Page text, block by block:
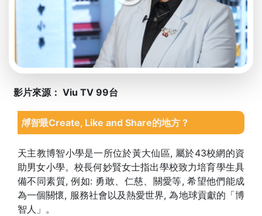
影片來源： Viu TV 99台
博智最Create, Like and Share的地方 ?
天主教博智小學是一所位於黃大仙區, 屬於43校網的資
助男女小學。校長何妙賢女士指出學校致力培育學生具
備不同素質, 例如: 勇敢、仁慈、關愛等, 希望他們能成
為一個關懷, 服務社會以及熱愛世界, 為地球貢獻的「博
智人」。